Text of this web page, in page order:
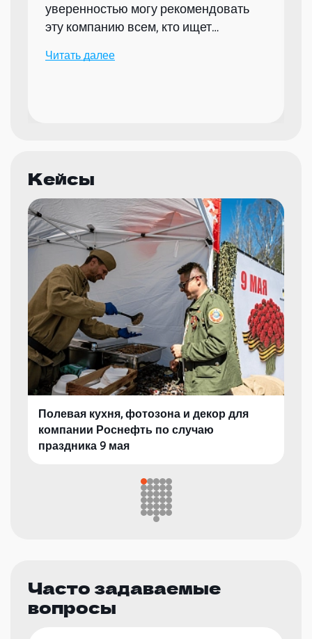
уверенностью могу рекомендовать
эту компанию всем, кто ищет
мероприятий.
Читать далее
Кейсы
Полевая кухня, фотозона и декор для
компании Роснефть по случаю
праздника 9 мая
Часто задаваемые
вопросы